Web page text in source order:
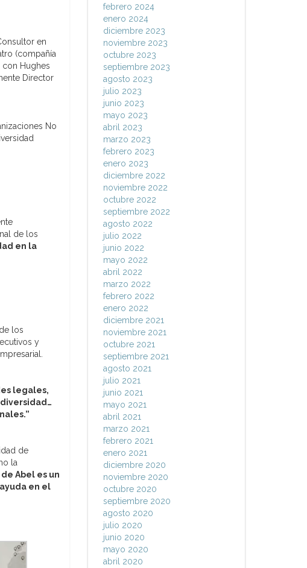
en
(compañía
Hughes
Director
No
de los
en la
los
y
legales,
de
la
de Abel es un
en el
febrero 2024
enero 2024
diciembre 2023
noviembre 2023
octubre 2023
septiembre 2023
agosto 2023
julio 2023
junio 2023
mayo 2023
abril 2023
marzo 2023
febrero 2023
enero 2023
diciembre 2022
noviembre 2022
octubre 2022
septiembre 2022
agosto 2022
julio 2022
junio 2022
mayo 2022
abril 2022
marzo 2022
febrero 2022
enero 2022
diciembre 2021
noviembre 2021
octubre 2021
septiembre 2021
agosto 2021
julio 2021
junio 2021
mayo 2021
abril 2021
marzo 2021
febrero 2021
enero 2021
diciembre 2020
noviembre 2020
octubre 2020
septiembre 2020
agosto 2020
julio 2020
junio 2020
mayo 2020
abril 2020